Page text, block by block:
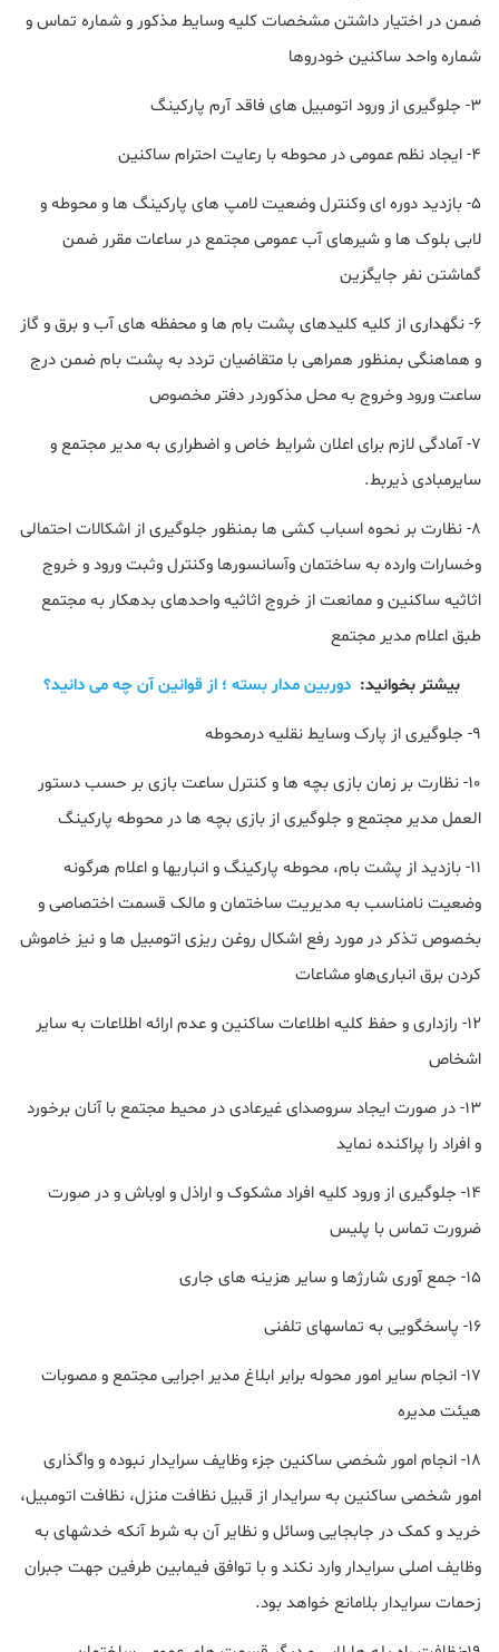
ضمن در اختیار داشتن مشخصات کلیه وسایط مذکور و شماره تماس و
شماره واحد ساکنین خودروها
۳- جلوگیری از ورود اتومبیل های فاقد آرم پارکینگ
۴- ایجاد نظم عمومی در محوطه با رعایت احترام ساکنین
۵- بازدید دوره ای وکنترل وضعیت لامپ های پارکینگ ها و محوطه و
لابی بلوک ها و شیرهای آب عمومی مجتمع در ساعات مقرر ضمن
گماشتن نفر جایگزین
۶- نگهداری از کلیه کلیدهای پشت بام ها و محفظه های آب و برق و گاز
و هماهنگی بمنظور همراهی با متقاضیان تردد به پشت بام ضمن درج
ساعت ورود وخروج به محل مذکوردر دفتر مخصوص
۷- آمادگی لازم برای اعلان شرایط خاص و اضطراری به مدیر مجتمع و
سایرمبادی ذیربط.
۸- نظارت بر نحوه اسباب کشی ها بمنظور جلوگیری از اشکالات احتمالی
وخسارات وارده به ساختمان وآسانسورها وکنترل وثبت ورود و خروج
اثاثیه ساکنین و ممانعت از خروج اثاثیه واحدهای بدهکار به مجتمع
طبق اعلام مدیر مجتمع
بیشتر بخوانید: دوربین مدار بسته ؛ از قوانین آن چه می دانید؟
۹- جلوگیری از پارک وسایط نقلیه درمحوطه
۱۰- نظارت بر زمان بازی بچه ها و کنترل ساعت بازی بر حسب دستور
العمل مدیر مجتمع و جلوگیری از بازی بچه ها در محوطه پارکینگ
۱۱- بازدید از پشت بام، محوطه پارکینگ و انباریها و اعلام هرگونه
وضعیت نامناسب به مدیریت ساختمان و مالک قسمت اختصاصی و
بخصوص تذکر در مورد رفع اشکال روغن ریزی اتومبیل ها و نیز خاموش
کردن برق انباری‌هاو مشاعات
۱۲- رازداری و حفظ کلیه اطلاعات ساکنین و عدم ارائه اطلاعات به سایر
اشخاص
۱۳- در صورت ایجاد سروصدای غیرعادی در محیط مجتمع با آنان برخورد
و افراد را پراکنده نماید
۱۴- جلوگیری از ورود کلیه افراد مشکوک و اراذل و اوباش و در صورت
ضرورت تماس با پلیس
۱۵- جمع آوری شارژها و سایر هزینه های جاری
۱۶- پاسخگویی به تماسهای تلفنی
۱۷- انجام سایر امور محوله برابر ابلاغ مدیر اجرایی مجتمع و مصوبات
هیئت مدیره
۱۸- انجام امور شخصی ساکنین جزء وظایف سرایدار نبوده و واگذاری
امور شخصی ساکنین به سرایدار از قبیل نظافت منزل، نظافت اتومبیل،
خرید و کمک در جابجایی وسائل و نظایر آن به شرط آنکه خدشه­ای به
وظایف اصلی سرایدار وارد نکند و با توافق فی­مابین طرفین جهت جبران
زحمات سرایدار بلامانع خواهد بود.